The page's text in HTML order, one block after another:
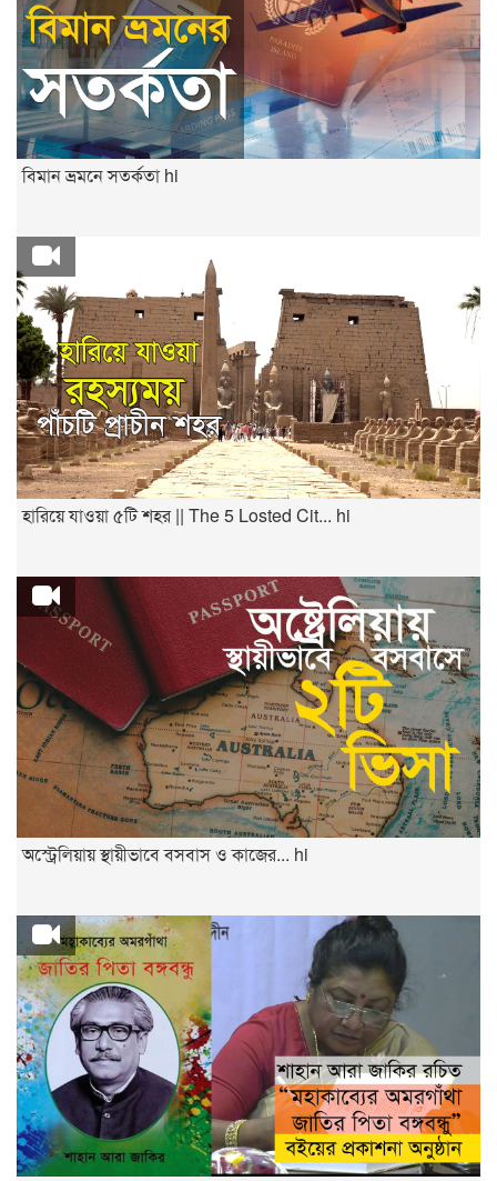
বিমান ভ্রমনে সতর্কতা hi
হারিয়ে যাওয়া ৫টি শহর || The 5 Losted Cit... hi
অস্ট্রেলিয়ায় স্থায়ীভাবে বসবাস ও কাজের... hi